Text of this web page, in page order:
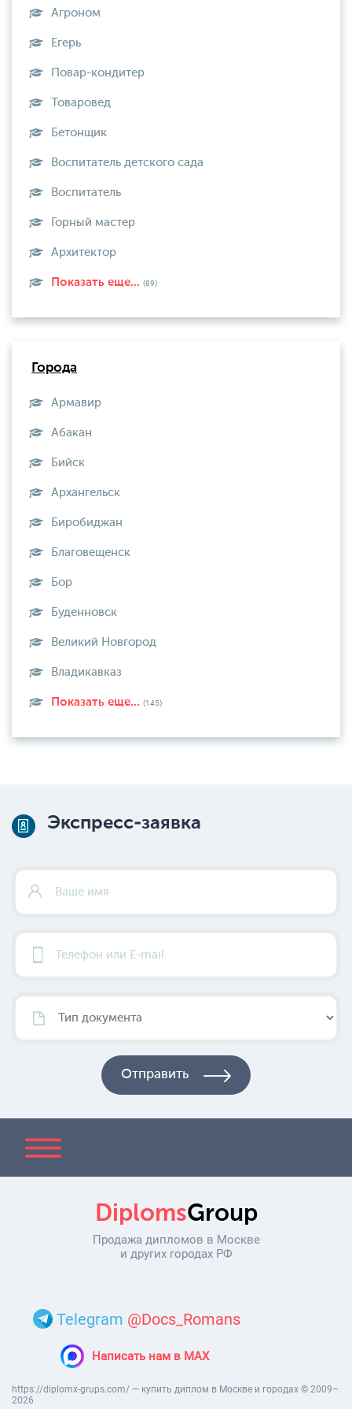
Агроном
Егерь
Повар-кондитер
Товаровед
Бетонщик
Воспитатель детского сада
Воспитатель
Горный мастер
Архитектор
Показать еще... (89)
Города
Армавир
Абакан
Бийск
Архангельск
Биробиджан
Благовещенск
Бор
Буденновск
Великий Новгород
Владикавказ
Показать еще... (145)
Экспресс-заявка
DiplomsGroup
Продажа дипломов в Москве
и других городах РФ
Telegram @Docs_Romans
Написать нам в MAX
https://diplomx-grups.com/ — купить диплом в Москве и городах © 2009–
2026